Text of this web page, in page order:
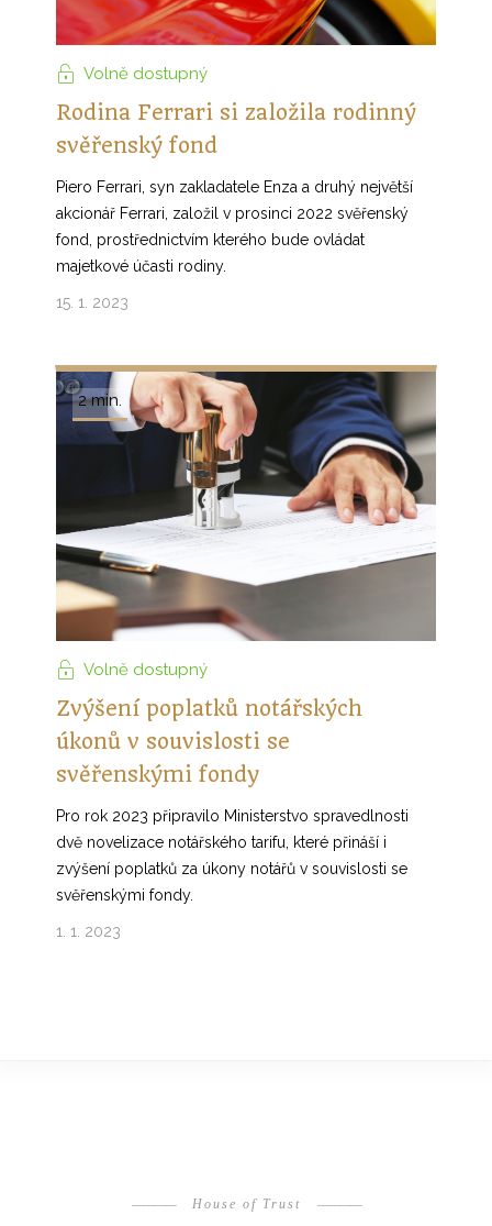
Volně dostupný
Rodina Ferrari si založila rodinný
svěřenský fond
Piero Ferrari, syn zakladatele Enza a druhý největší
akcionář Ferrari, založil v prosinci 2022 svěřenský
fond, prostřednictvím kterého bude ovládat
majetkové účasti rodiny.
15. 1. 2023
Volně dostupný
Zvýšení poplatků notářských
úkonů v souvislosti se
svěřenskými fondy
Pro rok 2023 připravilo Ministerstvo spravedlnosti
dvě novelizace notářského tarifu, které přináší i
zvýšení poplatků za úkony notářů v souvislosti se
svěřenskými fondy.
1. 1. 2023
2 min.
————House of Trust ————